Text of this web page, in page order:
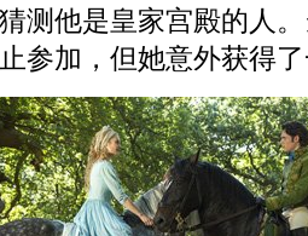
测他是皇家宫殿的人
参加，但她意外获得